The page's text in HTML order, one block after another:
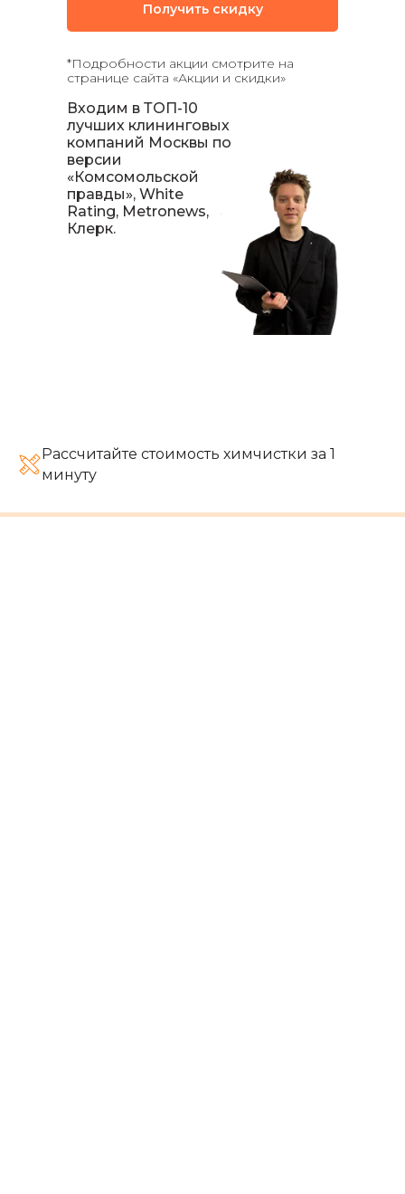
Получить скидку
Входим в ТОП-10
лучших клининговых
компаний Москвы по
версии
«Комсомольской
правды», White
Rating, Metronews,
Клерк.
*Подробности акции смотрите на
странице сайта «Акции и скидки»
Рассчитайте стоимость химчистки за 1
минуту